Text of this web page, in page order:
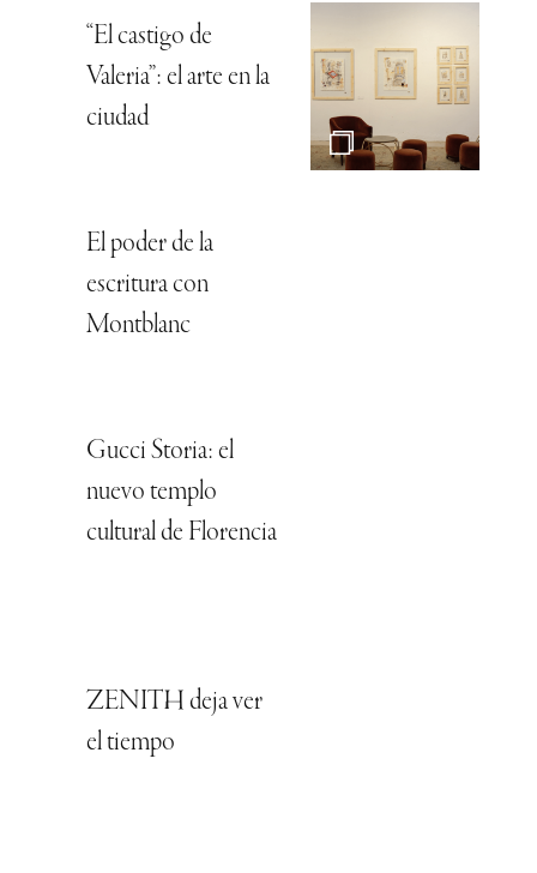
“El castigo de
Valeria”: el arte en la
ciudad
El poder de la
escritura con
Montblanc
Gucci Storia: el
nuevo templo
cultural de Florencia
ZENITH deja ver
el tiempo